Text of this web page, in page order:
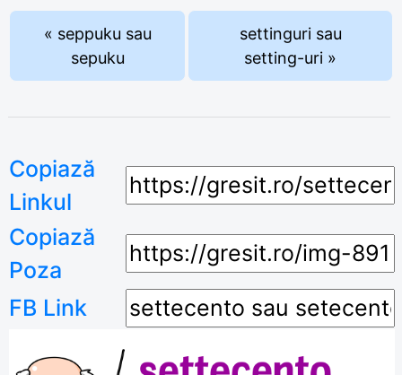
« seppuku sau
sepuku
settinguri sau
setting-uri »
Copiază
Linkul
Copiază
Poza
FB Link